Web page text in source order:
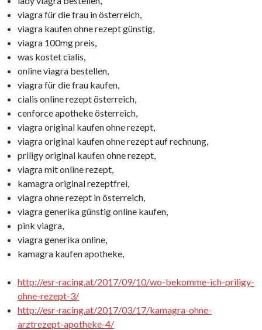
viagra für die frau in österreich,
viagra kaufen ohne rezept günstig,
viagra 100mg preis,
was kostet cialis,
online viagra bestellen,
viagra für die frau kaufen,
cialis online rezept österreich,
cenforce apotheke österreich,
viagra original kaufen ohne rezept,
viagra original kaufen ohne rezept auf rechnung,
priligy original kaufen ohne rezept,
viagra mit online rezept,
kamagra original rezeptfrei,
viagra ohne rezept in österreich,
viagra generika günstig online kaufen,
pink viagra,
viagra generika online,
kamagra kaufen apotheke,
http://esr-racing.at/2017/09/10/wo-bekomme-ich-priligy-
ohne-rezept-3/
http://esr-racing.at/2017/03/17/kamagra-ohne-
arztrezept-apotheke-4/